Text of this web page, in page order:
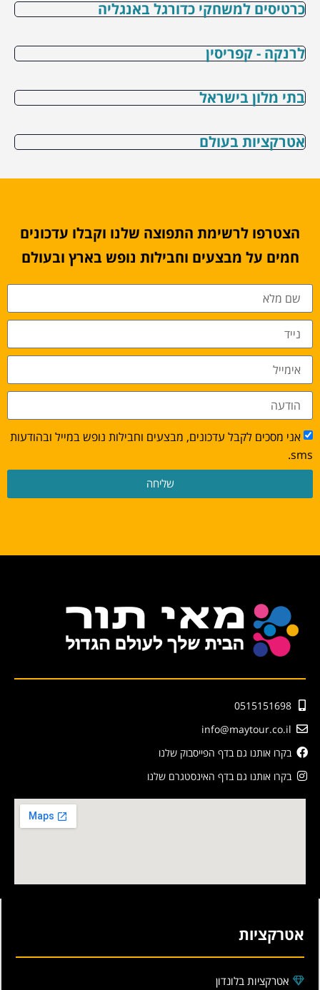
כרטיסים למשחקי כדורגל באנגליה
לרנקה - קפריסין
בתי מלון בישראל
אטרקציות בעולם
הצטרפו לרשימת התפוצה שלנו וקבלו עדכונים
חמים על מבצעים וחבילות נופש בארץ ובעולם
אני מסכים לקבל עדכונים, מבצעים וחבילות נופש במייל ובהודעות
sms.
שליחה
0515151698
info@maytour.co.il
בקרו אותנו גם בדף הפייסבוק שלנו
בקרו אותנו גם בדף האינסטגרם שלנו
אטרקציות
אטרקציות בלונדון